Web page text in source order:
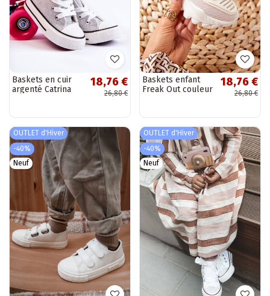
Baskets en cuir
argenté Catrina
18,76 €
26,80 €
Baskets enfant
Freak Out couleur
18,76 €
26,80 €
OUTLET d'Hiver
-40%
Neuf
OUTLET d'Hiver
-40%
Neuf